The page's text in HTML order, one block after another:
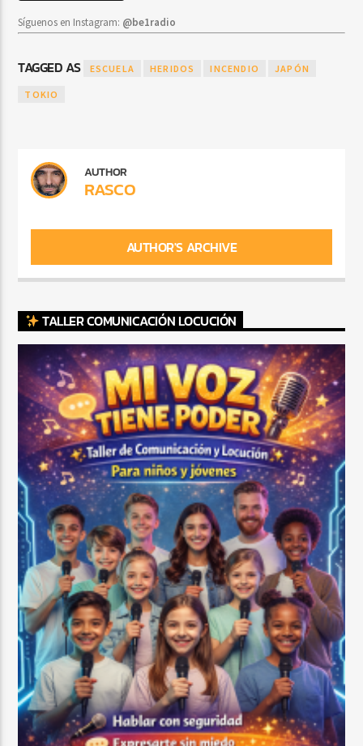
Síguenos en Instagram: @be1radio
TAGGED AS ESCUELA HERIDOS INCENDIO JAPÓN
TOKIO
AUTHOR
RASCO
AUTHOR'S ARCHIVE
TALLER COMUNICACIÓN LOCUCIÓN